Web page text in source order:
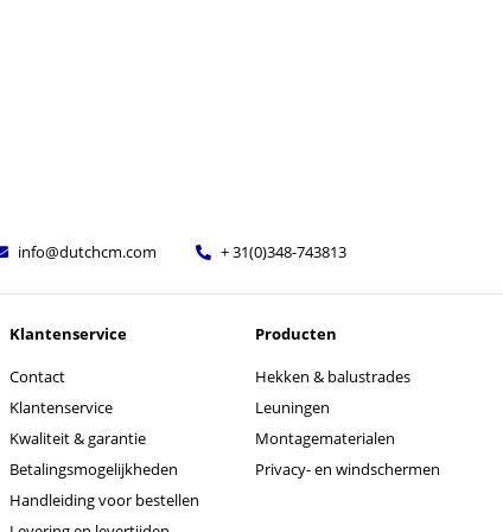
info@dutchcm.com + 31(0)348-743813
Klantenservice
Contact
Klantenservice
Kwaliteit & garantie
Betalingsmogelijkheden
Handleiding voor bestellen
Producten
Hekken & balustrades
Leuningen
Montagematerialen
Privacy- en windschermen